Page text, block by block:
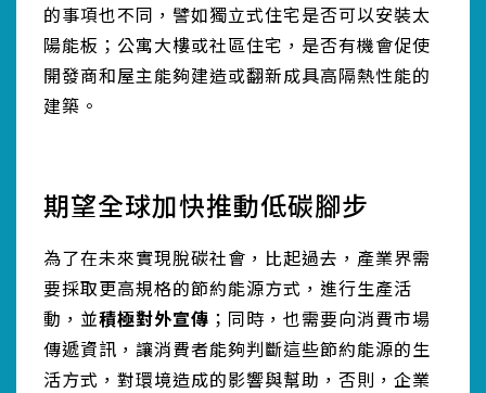
的事項也不同，譬如獨立式住宅是否可以安裝太
陽能板；公寓大樓或社區住宅，是否有機會促使
開發商和屋主能夠建造或翻新成具高隔熱性能的
建築。
期望全球加快推動低碳腳步
為了在未來實現脫碳社會，比起過去，產業界需
要採取更高規格的節約能源方式，進行生產活
動，並積極對外宣傳 ；同時，也需要向消費市場
傳遞資訊，讓消費者能夠判斷這些節約能源的生
活方式，對環境造成的影響與幫助，否則，企業